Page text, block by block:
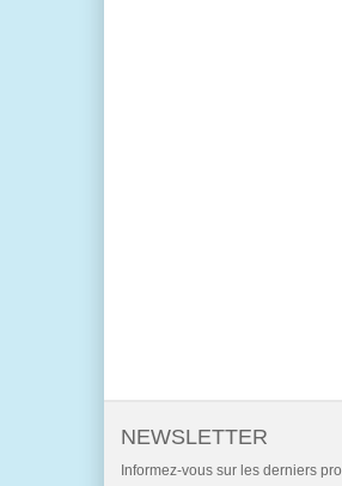
NEWSLETTER
Informez-vous sur les derniers